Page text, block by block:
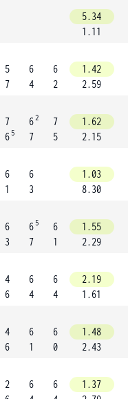
5.34
1.11
5
7
6
4
6
2
1.42
2.59
7
6 5
62
7
7
5
1.62
2.15
6
1
6
3
1.03
8.30
6
3
6 5
7
6
1
1.55
2.29
4
6
6
4
6
4
2.19
1.61
4
6
6
1
6
0
1.48
2.43
2
6
6
1.37